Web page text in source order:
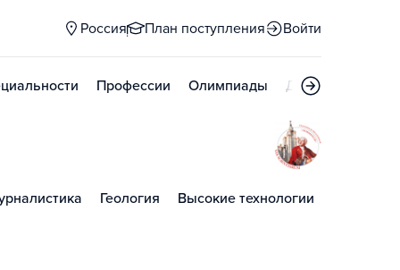
Россия План поступления Войти
Профессии Олимпиады Дни открытых
Геология Высокие технологии